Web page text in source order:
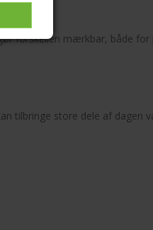
forskellen mærkbar, både
tilbringe store dele af dagen